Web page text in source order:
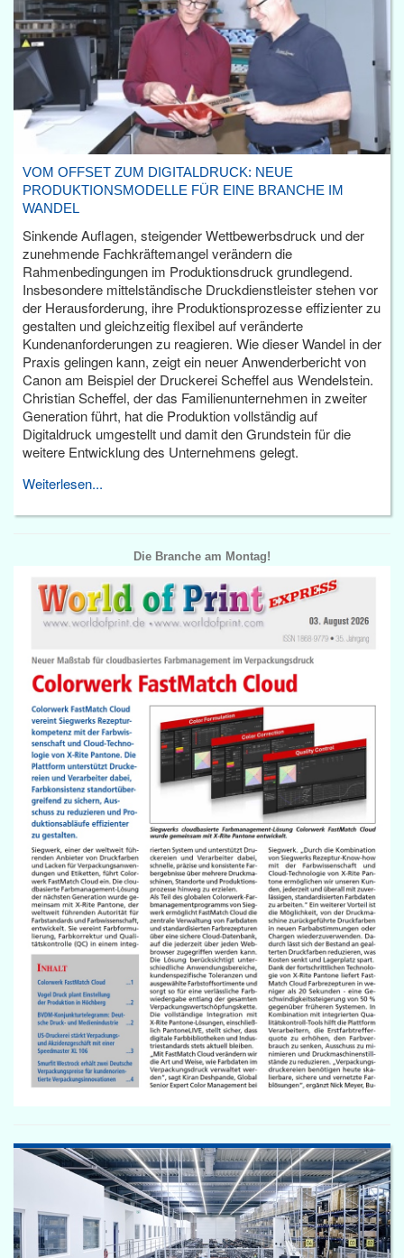
VOM OFFSET ZUM DIGITALDRUCK: NEUE
PRODUKTIONSMODELLE FÜR EINE BRANCHE IM
WANDEL
Sinkende Auflagen, steigender Wettbewerbsdruck und der
zunehmende Fachkräftemangel verändern die
Rahmenbedingungen im Produktionsdruck grundlegend.
Insbesondere mittelständische Druckdienstleister stehen vor
der Herausforderung, ihre Produktionsprozesse effizienter zu
gestalten und gleichzeitig flexibel auf veränderte
Kundenanforderungen zu reagieren. Wie dieser Wandel in der
Praxis gelingen kann, zeigt ein neuer Anwenderbericht von
Canon am Beispiel der Druckerei Scheffel aus Wendelstein.
Christian Scheffel, der das Familienunternehmen in zweiter
Generation führt, hat die Produktion vollständig auf
Digitaldruck umgestellt und damit den Grundstein für die
weitere Entwicklung des Unternehmens gelegt.
Weiterlesen...
Die Branche am Montag!